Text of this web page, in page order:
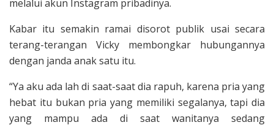
melalui akun Instagram pribadinya.
Kabar itu semakin ramai disorot publik usai secara
terang-terangan Vicky membongkar hubungannya
dengan janda anak satu itu.
“Ya aku ada lah di saat-saat dia rapuh, karena pria yang
hebat itu bukan pria yang memiliki segalanya, tapi dia
yang mampu ada di saat wanitanya sedang